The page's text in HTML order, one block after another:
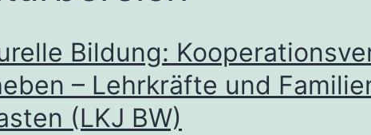
Bildung:
– Lehrkräfte und
(LKJ BW)